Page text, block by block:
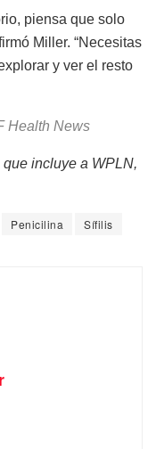
piensa que solo
Miller. “Necesitas
y ver el resto
Health News
incluye a WPLN,
Penicilina Sífilis